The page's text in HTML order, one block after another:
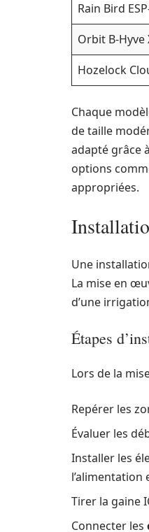
Rain Bird
Orbit B-Hyve
Hozelock
Chaque
de taille
adapté grâce
options
appropriées.
Une
La mise en
d’une
Étapes
Lors de la
Repérer les
Évaluer les
Installer les
l’alimentation
Tirer la gaine
Connecter les